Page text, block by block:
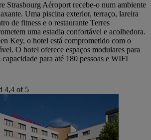
Strasbourg Aéroport recebe-o num ambiente
Uma piscina exterior, terraço, lareira
de fitness e o restaurante Terres
uma estadia confortável e acolhedora.
Key, o hotel está comprometido com o
O hotel oferece espaços modulares para
para até 180 pessoas e WIFI
4,4 of 5